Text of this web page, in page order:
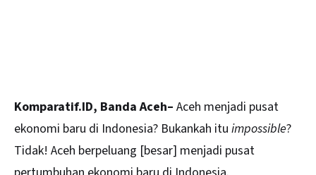
Komparatif.ID, Banda Aceh– Aceh menjadi pusat
ekonomi baru di Indonesia? Bukankah itu impossible?
Tidak! Aceh berpeluang [besar] menjadi pusat